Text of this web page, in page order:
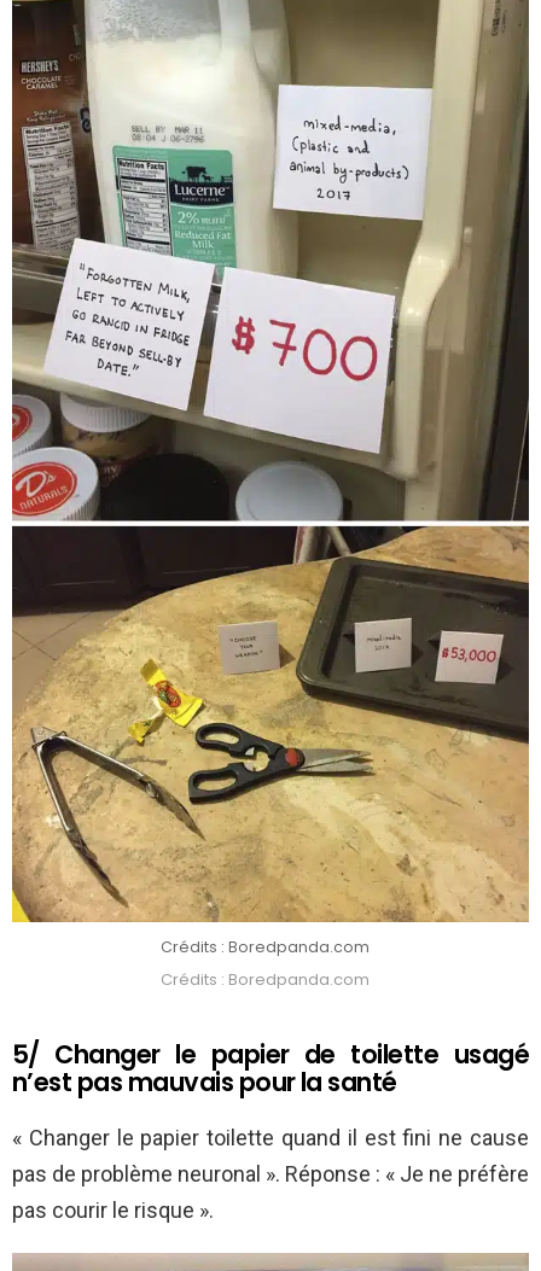
Crédits : Boredpanda.com
Crédits : Boredpanda.com
5/ Changer le papier de toilette usagé
n’est pas mauvais pour la santé
« Changer le papier toilette quand il est fini ne cause
pas de problème neuronal ». Réponse : « Je ne préfère
pas courir le risque ».